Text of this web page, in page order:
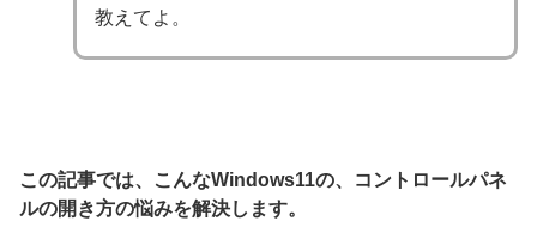
教えてよ。
この記事では、こんなWindows11の、コントロールパネ
ルの開き方の悩みを解決します。